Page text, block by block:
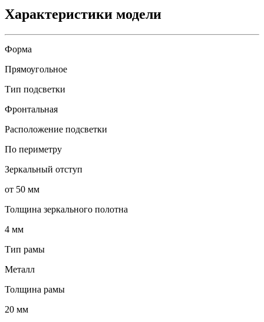
Характеристики модели
Форма
Прямоугольное
Тип подсветки
Фронтальная
Расположение подсветки
По периметру
Зеркальный отступ
от 50 мм
Толщина зеркального полотна
4 мм
Тип рамы
Металл
Толщина рамы
20 мм